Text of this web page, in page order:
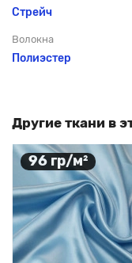
Стрейч
Волокна
Полиэстер
Другие ткани в
96 гр/м²